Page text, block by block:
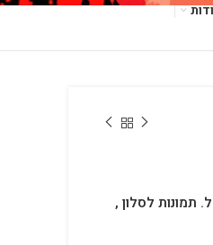
תמונות לסלון ,